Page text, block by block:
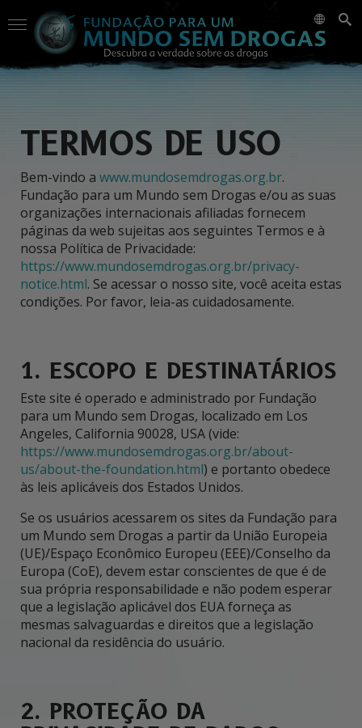
TERMOS DE USO
Bem-vindo a www.mundosemdrogas.org.br.
Fundação para um Mundo sem Drogas e/ou as suas
organizações internacionais afiliadas fornecem
páginas da web sujeitas aos seguintes Termos e à
nossa Política de Privacidade:
https://www.mundosemdrogas.org.br/privacy-
notice.html. Se acessar o nosso site, você aceita estas
condições. Por favor, leia-as cuidadosamente.
1. ESCOPO E DESTINATÁRIOS
Este site é operado e administrado por Fundação
para um Mundo sem Drogas, localizado em Los
Angeles, California 90028, USA (vide:
https://www.mundosemdrogas.org.br/about-
us/about-the-foundation.html) e portanto obedece
às leis aplicáveis dos Estados Unidos.
Se os usuários acessarem os sites da Fundação para
um Mundo sem Drogas a partir da União Europeia
(UE)/Espaço Econômico Europeu (EEE)/Conselho da
Europa (CoE), devem estar conscientes de que é de
sua própria responsabilidade e não podem esperar
que a legislação aplicável dos EUA forneça as
mesmas salvaguardas e direitos que a legislação
nacional da residência do usuário.
2. PROTEÇÃO DA